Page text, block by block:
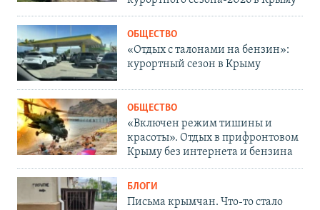
ОБЩЕСТВО
«Отдых с талонами на бензин»:
курортный сезон в Крыму
ОБЩЕСТВО
«Включен режим тишины и
красоты». Отдых в прифронтовом
Крыму без интернета и бензина
БЛОГИ
Письма крымчан. Что-то стало